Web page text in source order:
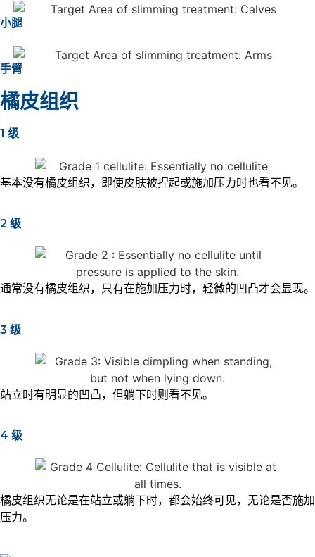
小腿
手臂
橘皮组织
1 级
基本没有橘皮组织，即使皮肤被捏起或施加压力时也看不见。
2 级
通常没有橘皮组织，只有在施加压力时，轻微的凹凸才会显现。
3 级
站立时有明显的凹凸，但躺下时则看不见。
4 级
橘皮组织无论是在站立或躺下时，都会始终可见，无论是否施加
压力。